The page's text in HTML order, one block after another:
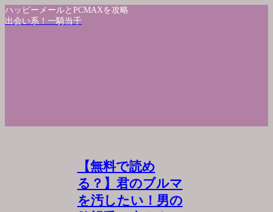
ハッピーメールとPCMAXを攻略
出会い系！一騎当千
【無料で読め
る？】君のブルマ
を汚したい！男の